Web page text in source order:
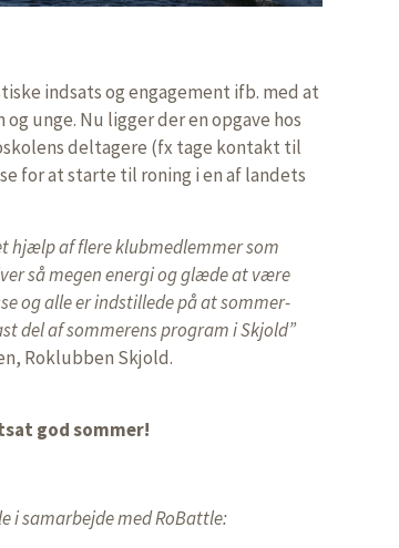
indsats og engagement ifb. med at
unge. Nu ligger der en opgave hos
deltagere (fx tage kontakt til
for at starte til roning i en af landets
hjælp af flere klubmedlemmer som
så megen energi og glæde at være
og alle er indstillede på at sommer-
del af sommerens program i Skjold”
Roklubben Skjold.
god sommer!
i samarbejde med RoBattle: